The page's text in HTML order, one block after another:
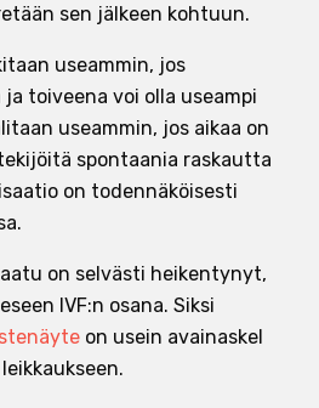
sen jälkeen kohtuun.
useammin, jos
toiveena voi olla useampi
useammin, jos aikaa on
spontaania raskautta
on todennäköisesti
on selvästi heikentynyt,
IVF:n osana. Siksi
on usein avainaskel